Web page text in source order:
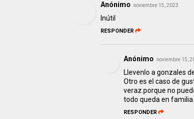
Anónimo noviembre 15, 2023
Inútil
RESPONDER
Anónimo noviembre 15,
Llevenlo a gonzales
Otro es el caso de
veraz.porque no
todo queda en
RESPONDER